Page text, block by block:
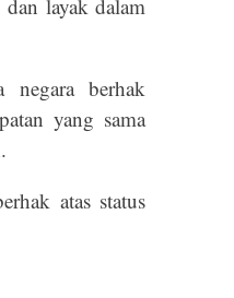
layak dalam
berhak
yang sama
atas status